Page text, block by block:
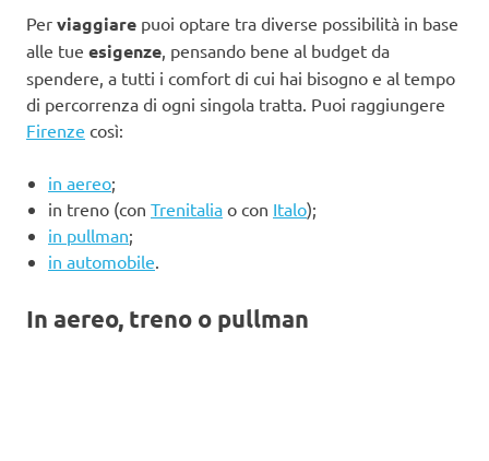
Per viaggiare puoi optare tra diverse possibilità in base
alle tue esigenze , pensando bene al budget da
spendere, a tutti i comfort di cui hai bisogno e al tempo
di percorrenza di ogni singola tratta. Puoi raggiungere
Firenze così:
in aereo;
in treno (con Trenitalia o con Italo);
in pullman;
in automobile
In aereo, treno o pullman